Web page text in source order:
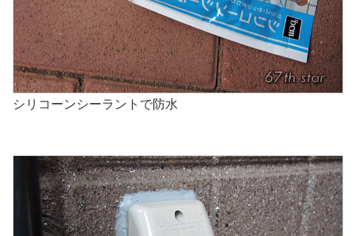
シリコーンシーラントで防水